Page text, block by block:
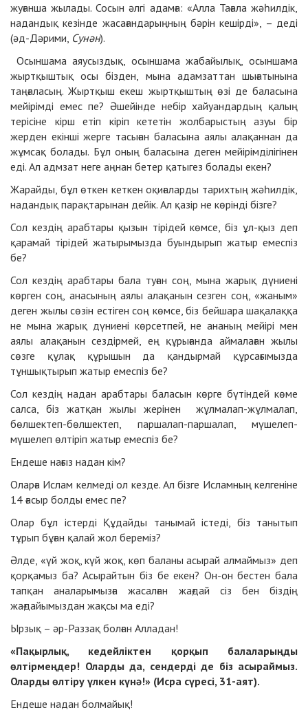
жуғанша жылады. Сосын әлгі адамға: «Алла Тағала жәһилдік,
надандық кезінде жасағандарыңның бәрін кешірді», – деді
(әд-Дәрими, Сунән).
Осыншама аяусыздық, осыншама жабайылық, осыншама
жыртқыштық осы бізден, мына адамзаттан шығатынына
таңғаласың. Жыртқыш екеш жыртқыштың өзі де баласына
мейірімді емес пе? Әшейінде небір хайуандардың қалың
терісіне кірш етіп кіріп кететін жолбарыстың азуы бір
жерден екінші жерге тасыған баласына аялы алақаннан да
жұмсақ болады. Бұл оның баласына деген мейірімділігінен
еді. Ал адмзат неге аңнан бетер қатыгез болады екен?
Жарайды, бұл өткен кеткен оқиғаларды тарихтың жәһилдік,
надандық парақтарынан дейік. Ал қазір не көрінді бізге?
Сол кездің арабтары қызын тірідей көмсе, біз ұл-қыз деп
қарамай тірідей жатырымызда буындырып жатыр емеспіз
бе?
Сол кездің арабтары бала туған соң, мына жарық дүниені
көрген соң, анасының аялы алақанын сезген соң, «жаным»
деген жылы сөзін естіген соң көмсе, біз бейшара шақалаққа
не мына жарық дүниені көрсетпей, не ананың мейірі мен
аялы алақанын сездірмей, ең құрығанда аймалаған жылы
сөзге құлақ құрышын да қандырмай құрсағымызда
тұншықтырып жатыр емеспіз бе?
Сол кездің надан арабтары баласын көрге бүтіндей көме
салса, біз жатқан жылы жерінен жұлмалап-жұлмалап,
бөлшектеп-бөлшектеп, паршалап-паршалап, мүшелеп-
мүшелеп өлтіріп жатыр емеспіз бе?
Ендеше нағыз надан кім?
Оларға Ислам келмеді ол кезде. Ал бізге Исламның келгеніне
14 ғасыр болды емес пе?
Олар бұл істерді Құдайды танымай істеді, біз танытып
тұрып бұған қалай жол береміз?
Әлде, «үй жоқ, күй жоқ, көп баланы асырай алмаймыз» деп
қорқамыз ба? Асырайтын біз бе екен? Он-он бестен бала
тапқан аналарымызға жасалған жағдай сіз бен біздің
жағдайымыздан жақсы ма еді?
Ырзық ­­­– әр-Раззақ болған Алладан!
«Пақырлық, кедейліктен қорқып балаларыңды
өлтірмеңдер! Оларды да, сендерді де біз асыраймыз.
Оларды өлтіру үлкен күнә!» (Исра сүресі, 31-аят).
Ендеше надан болмайық!